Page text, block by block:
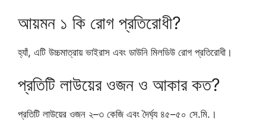
আয়মন ১ কি রোগ প্রতিরোধী?
হ্যাঁ, এটি উচ্চমাত্রায় ভাইরাস এবং ডাউনি মিলডিউ রোগ প্রতিরোধী।
প্রতিটি লাউয়ের ওজন ও আকার কত?
প্রতিটি লাউয়ের ওজন ২–৩ কেজি এবং দৈর্ঘ্য ৪৫–৫০ সে.মি.।